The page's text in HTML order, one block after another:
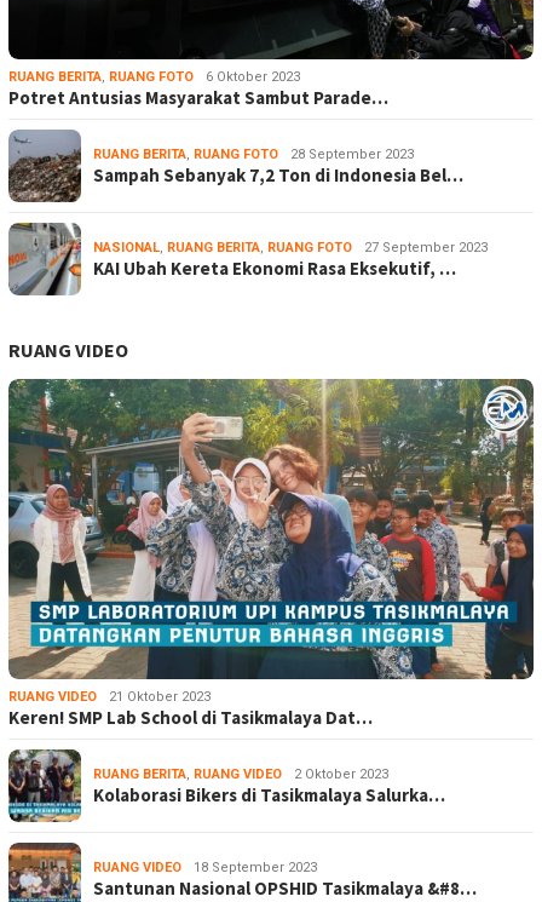
RUANG BERITA, RUANG FOTO 6 Oktober 2023
Potret Antusias Masyarakat Sambut Parade…
RUANG BERITA, RUANG FOTO 28 September 2023
Sampah Sebanyak 7,2 Ton di Indonesia Bel…
NASIONAL, RUANG BERITA, RUANG FOTO 27 September 2023
KAI Ubah Kereta Ekonomi Rasa Eksekutif, …
RUANG VIDEO
RUANG VIDEO 21 Oktober 2023
Keren! SMP Lab School di Tasikmalaya Dat…
RUANG BERITA, RUANG VIDEO 2 Oktober 2023
Kolaborasi Bikers di Tasikmalaya Salurka…
RUANG VIDEO 18 September 2023
Santunan Nasional OPSHID Tasikmalaya &#8…